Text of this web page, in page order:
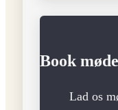
Book møde
Lad os